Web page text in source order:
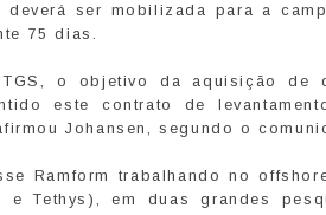
deverá ser mobilizada para a
75 dias.
o objetivo da aquisição de
este contrato de
Johansen, segundo o
Ramform trabalhando no
Tethys), em duas grandes